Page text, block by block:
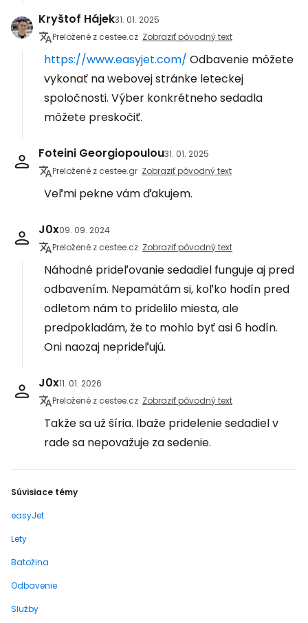
Kryštof Hájek31. 01. 2025
Preložené z cestee.cz Zobraziť pôvodný text
https://www.easyjet.com/ Odbavenie môžete
vykonať na webovej stránke leteckej
spoločnosti. Výber konkrétneho sedadla
môžete preskočiť.
Foteini Georgiopoulou31. 01. 2025
Preložené z cestee.gr Zobraziť pôvodný text
Veľmi pekne vám ďakujem.
J0x09. 09. 2024
Preložené z cestee.cz Zobraziť pôvodný text
Náhodné prideľovanie sedadiel funguje aj pred
odbavením. Nepamätám si, koľko hodín pred
odletom nám to pridelilo miesta, ale
predpokladám, že to mohlo byť asi 6 hodín.
Oni naozaj neprideľujú.
J0x11. 01. 2026
Preložené z cestee.cz Zobraziť pôvodný text
Takže sa už šíria. Ibaže pridelenie sedadiel v
rade sa nepovažuje za sedenie.
Súvisiace témy
easyJet
Lety
Batožina
Odbavenie
Služby